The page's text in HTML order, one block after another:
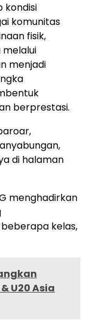
kondisi
komunitas
fisik,
menjadi
berprestasi.
di halaman
menghadirkan
kelas,
U20 Asia